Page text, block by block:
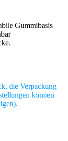
Gummibasis
die Verpackung
können